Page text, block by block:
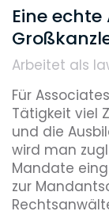
Reputation
Diversity
Eine
Arbeitet als
Für
Tätigkeit viel
und die
wird man
Mandate
zur